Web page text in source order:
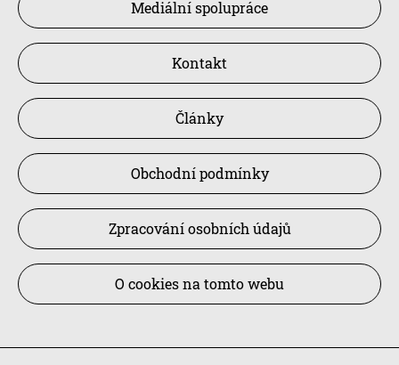
Mediální spolupráce
Kontakt
Články
Obchodní podmínky
Zpracování osobních údajů
O cookies na tomto webu